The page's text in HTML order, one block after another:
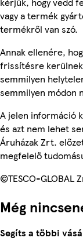
vagy a termék
termékről van szó.
Annak ellenére,
frissítésre
semmilyen
semmilyen módon
A jelen információ
és azt nem lehet
Áruházak Zrt.
megfelelő
©TESCO-GLOBAL
Még
Segíts a többi